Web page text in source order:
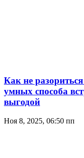
Как не
умных способа
выгодой
Ноя 8, 2025, 06:50 пп